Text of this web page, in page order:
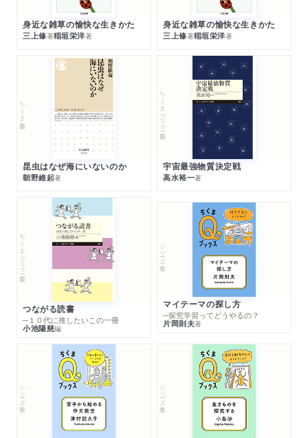
身近な雑草の愉快な生きかた
三上修著稲垣栄洋著
身近な雑草の愉快な生きかた
三上修著稲垣栄洋著
ちくま新書
昆虫はなぜ海にいないのか
朝野維起著
ちくまプリマー新書
宇宙最強物質決定戦
高水裕一著
ちくまプリマー新書
つながる読書
─１０代に推したいこの一冊
小池陽慈編
シリーズ・全集
マイテーマの探し方
─探究学習ってどうやるの？
片岡則夫著
シリーズ・全集 シリーズ・全集